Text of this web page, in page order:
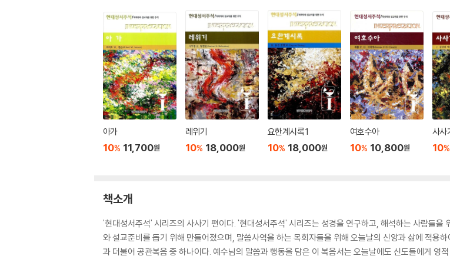
아가
10% 11,700원
레위기
10% 18,000원
요한계시록 1
10% 18,000원
여호수아
10% 10,800원
사사
10%
책소개
'현대성서주석' 시리즈의 사사기 편이다. '현대성서주석' 시리즈는 성경을 연구하고, 해석하는 사람들을
와 설교준비를 돕기 위해 만들어졌으며, 말씀사역을 하는 목회자들을 위해 오늘날의 신앙과 삶에 적용
과 더불어 공관복음 중 하나이다. 예수님의 말씀과 행동을 담은 이 복음서는 오늘날에도 신도들에게 영